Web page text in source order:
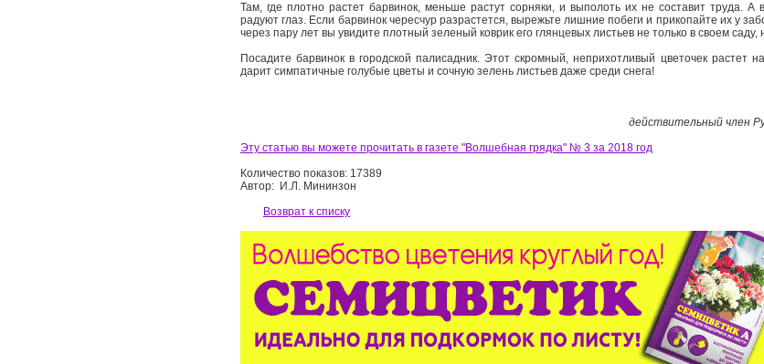
Там, где плотно растет барвинок, меньше растут сорняки, и выполоть их не составит труда. А
радуют глаз. Если барвинок чересчур разрастется, вырежьте лишние побеги и прикопайте их у
через пару лет вы увидите плотный зеленый коврик его глянцевых листьев не только в своем саду,
Посадите барвинок в городской палисадник. Этот скромный, неприхотливый цветочек растет
дарит симпатичные голубые цветы и сочную зелень листьев даже среди снега!
действительный член
Эту статью вы можете прочитать в газете "Волшебная грядка" № 3 за 2018 год
Количество показов: 17389
Автор: И.Л. Мининзон
Возврат к списку